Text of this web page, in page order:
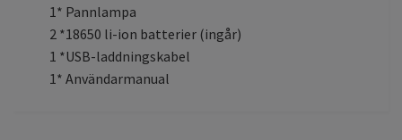
1* Pannlampa
2 *18650 li-ion batterier (ingår)
1 *USB-laddningskabel
1* Användarmanual